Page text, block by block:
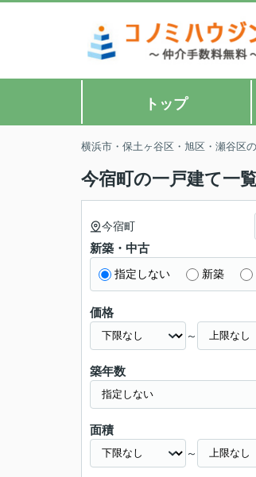
トップ
横浜市・保土ヶ谷区・旭区・瀬谷区
今宿町の一戸建て一
今宿町
新築・中古
指定しない 新築
価格
～
築年数
面積
～